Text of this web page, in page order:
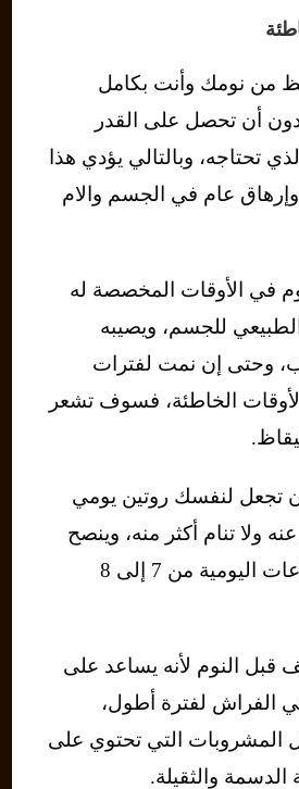
من نومك وأنت بكامل
أن تحصل على القدر
تحتاجه، وبالتالي يؤدي هذا
وإرهاق عام في الجسم والام
في الأوقات المخصصة له
للجسم، ويصيبه
وحتى إن نمت لفترات
الخاطئة، فسوف تشعر
تجعل لنفسك روتين يومي
ولا تنام أكثر منه، وينصح
بأن تكون عدد ساعات اليومية من 7 إلى 8
قبل النوم لأنه يساعد على
الفراش لفترة أطول،
المشروبات التي تحتوي على
الدسمة والثقيلة.